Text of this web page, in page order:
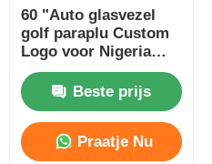
60 "Auto glasvezel
golf paraplu Custom
Logo voor Nigeria
Business Gifts
Beste prijs
Praatje Nu